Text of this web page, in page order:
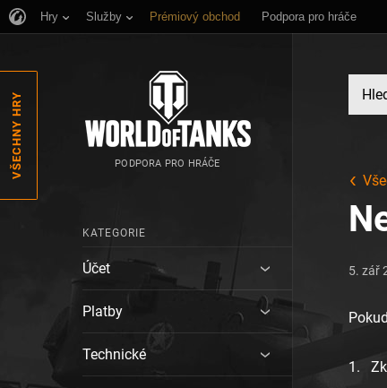
Hry Služby Prémiový obchod Podpora pro hráče
VŠECHNY HRY PODPORA PRO HRÁČE
KATEGORIE
Účet
Platby
Technické
5. zář